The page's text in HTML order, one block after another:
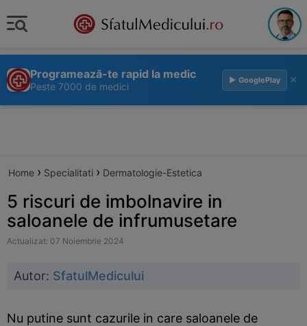
Programează-te rapid la medic
Peste 7000 de medici
▶ GooglePlay ×
Home › Specialitati › Dermatologie-Estetica
5 riscuri de imbolnavire in
saloanele de infrumusetare
Actualizat: 07 Noiembrie 2024
Autor: SfatulMedicului
Nu putine sunt cazurile in care saloanele de